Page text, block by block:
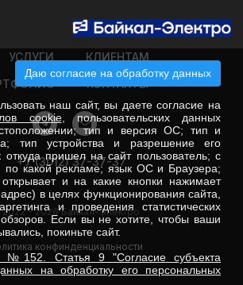
УСЛУГИ
КЛИЕНТАМ
КОНТАКТЫ
+7 (3012) 37-37-37
- 2026 Байкал-Электро
конфинденциальности
Даю согласие на обработку данных
наш сайт, вы даете согласие на
cookie, пользовательских данных
тип и версия ОС; тип и
тип устройства и разрешение его
откуда пришел на сайт пользователь; с
по какой рекламе; язык ОС и Браузера;
и на какие кнопки нажимает
в целях функционирования сайта,
и проведения статистических
Если вы не хотите, чтобы ваши
покиньте сайт.
№152. Статья 9 "Согласие субъекта
на обработку его персональных